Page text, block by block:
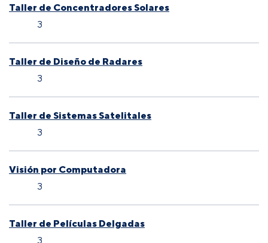
Taller de Concentradores Solares
3
Taller de Diseño de Radares
3
Taller de Sistemas Satelitales
3
Visión por Computadora
3
Taller de Películas Delgadas
3